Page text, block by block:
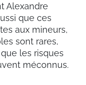
Alexandre
que ces
aux mineurs,
sont rares,
les risques
méconnus.